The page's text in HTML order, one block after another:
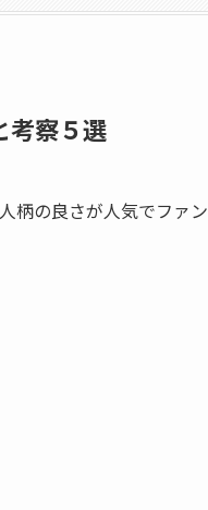
考察５選
柄の良さが人気でファ